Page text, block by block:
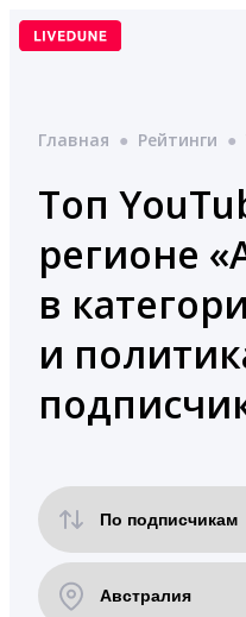
Перейти
Главная ● Рейтинги ●
Топ
регионе
в
и